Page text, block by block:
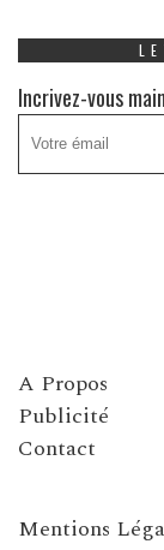
Incrivez-vous
A Propos
Publicité
Contact
Mentions